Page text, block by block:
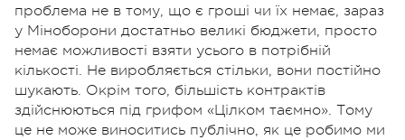
проблема не в тому, що є гроші чи їх немає, зараз
у Міноборони достатньо великі бюджети, просто
немає можливості взяти усього в потрібній
кількості. Не виробляється стільки, вони постійно
шукають. Окрім того, більшість контрактів
здійснюються під грифом «Цілком таємно». Тому
це не може виноситись публічно, як це робимо ми